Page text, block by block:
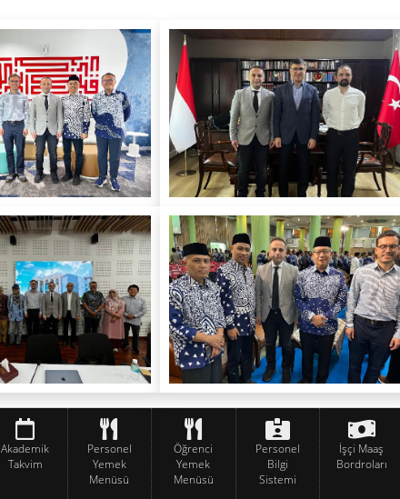
Akademik
Takvim
Personel
Yemek
Menüsü
Öğrenci
Yemek
Menüsü
Personel
Bilgi
Sistemi
İşçi Maaş
Bordroları